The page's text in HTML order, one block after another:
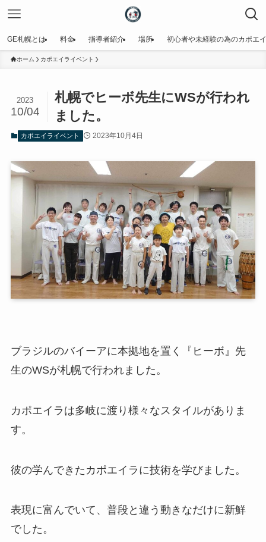
GE札幌とは 料金 指導者紹介 場所 初心者や未経験の為のカポエ
ホーム カポエイライベント
札幌でヒーボ先生にWSが行われ
ました。
2023
10/04
カポエイライベント 2023年10月4日
ブラジルのバイーアに本拠地を置く『ヒーボ』先
生のWSが札幌で行われました。
カポエイラは多岐に渡り様々なスタイルがありま
す。
彼の学んできたカポエイラに技術を学びました。
表現に富んでいて、普段と違う動きなだけに新鮮
でした。